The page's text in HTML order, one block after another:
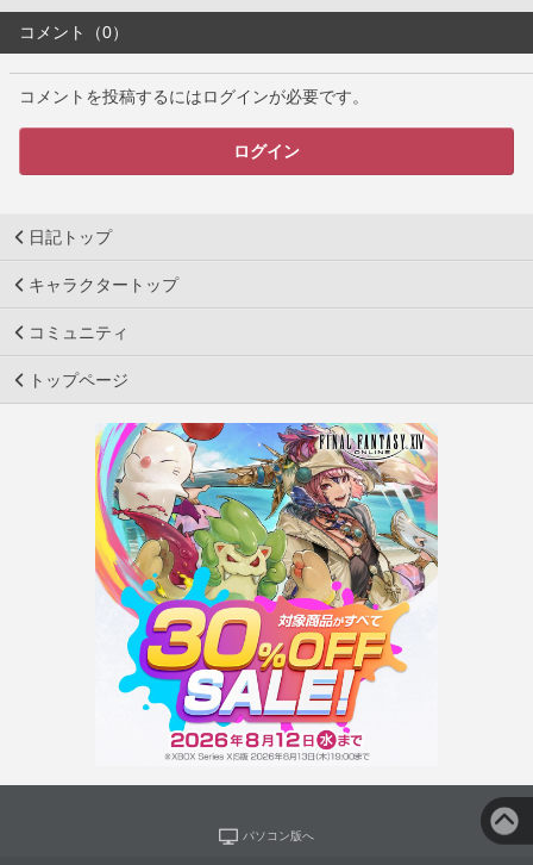
コメント（0）
コメントを投稿するにはログインが必要です。
ログイン
日記トップ
キャラクタートップ
コミュニティ
トップページ
パソコン版へ